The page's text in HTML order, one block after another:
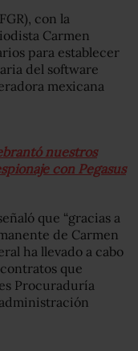
con la
Carmen
para establecer
del software
mexicana
nuestros
con Pegasus
que “gracias a
de Carmen
ha llevado a cabo
que
Procuraduría